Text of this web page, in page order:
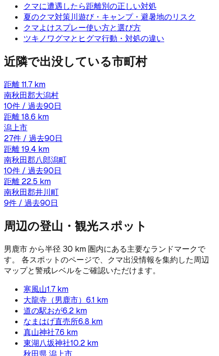
クマに遭遇したら距離別の正しい対処
夏のクマ対策川遊び・キャンプ・避暑地のリスク
クマよけスプレー使い方と選び方
ツキノワグマとヒグマ行動・対処の違い
近隣で出没している市町村
距離11.7 km
南秋田郡大潟村
10件 / 過去90日
距離18.6 km
潟上市
27件 / 過去90日
距離19.4 km
南秋田郡八郎潟町
10件 / 過去90日
距離 22.5 km
南秋田郡井川町
9件 / 過去90日
周辺の登山・観光スポット
男鹿市から半径 30 km 圏内にある主要なランドマークで
す。 各スポットのページで、クマ出没情報を集約した周辺
マップと警戒レベルをご確認いただけます。
寒風山1.7 km
大龍寺（男鹿市） 6.1 km
道の駅おが6.2 km
なまはげ直売所6.8 km
真山神社7.6 km
東湖八坂神社10.2 km
秋田県 潟上市